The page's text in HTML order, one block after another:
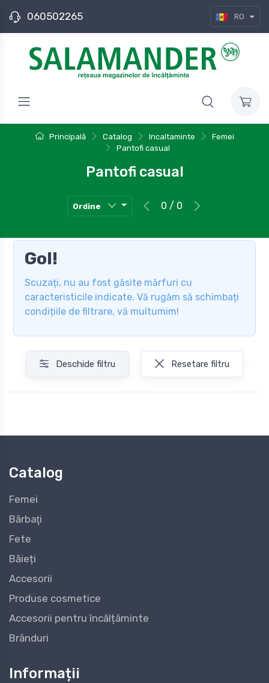
060502265 RO
Principală Catalog Incaltaminte
Femei
Pantofi casual
Pantofi casual
Ordine 0 / 0
Gol!
Scuzați, nu au fost găsite mărfuri cu
caracteristicile indicate. Vă rugăm să schimbați
condițiile de filtrare, vă multumim!
Deschide filtru Resetare filtru
Catalog
Femei
Bărbaţi
Fete
Băieți
Accesorii
Produse cosmetice
Accesorii pentru încălțăminte
Brănduri
Informații